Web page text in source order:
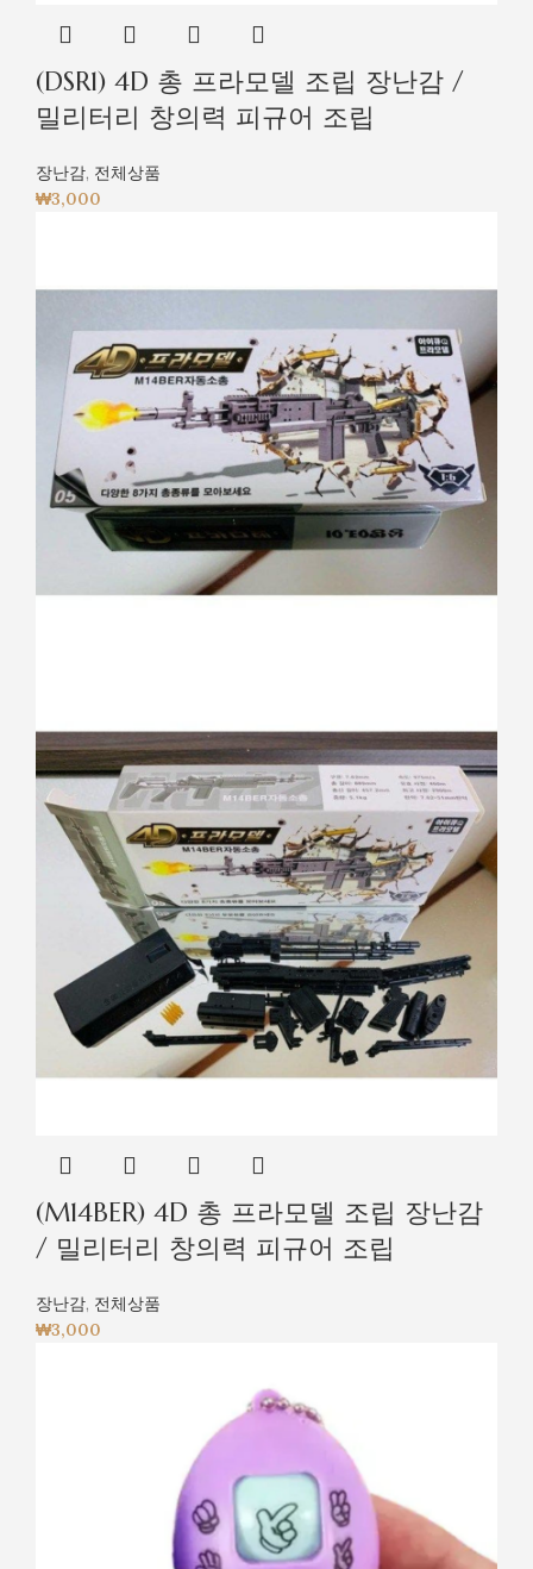
(DSR1) 4D 총 프라모델 조립 장난감 /
밀리터리 창의력 피규어 조립
장난감, 전체상품
₩3,000
(M14BER) 4D 총 프라모델 조립 장난감
/ 밀리터리 창의력 피규어 조립
장난감, 전체상품
₩3,000